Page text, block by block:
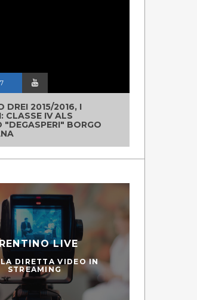
DREI 2015/2016, I
CLASSE IV ALS
"DEGASPERI" BORGO
LIVE
LA DIRETTA VIDEO IN
STREAMING